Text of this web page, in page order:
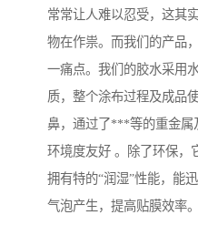
常常让人难以忍受，这其
物在作祟。而我们的产品
一痛点。我们的胶水采用
质，整个涂布过程及成品
鼻，通过了***等的重金属
环境度友好 。除了环保，
拥有特的“润湿”性能，能
气泡产生，提高贴膜效率